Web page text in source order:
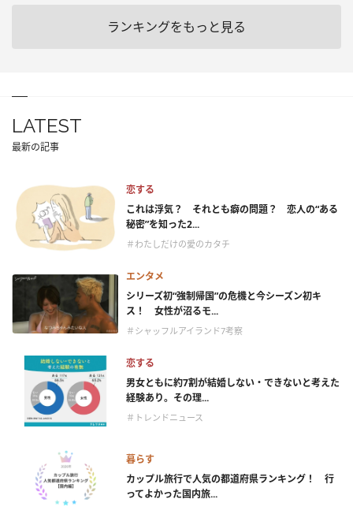
ランキングをもっと見る
LATEST
最新の記事
恋する
これは浮気？ それとも癖の問題？ 恋人の“ある
秘密”を知った2...
＃わたしだけの愛のカタチ
エンタメ
シリーズ初“強制帰国”の危機と今シーズン初キ
ス！ 女性が沼るモ...
＃シャッフルアイランド7考察
恋する
男女ともに約7割が結婚しない・できないと考えた
経験あり。その理...
＃トレンドニュース
暮らす
カップル旅行で人気の都道府県ランキング！ 行
ってよかった国内旅...